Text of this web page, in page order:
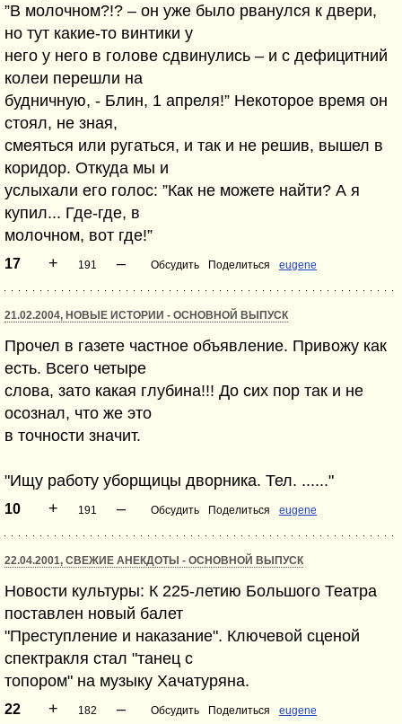
”В молочном?!? – он уже было рванулся к двери,
но тут какие-то винтики у
него у него в голове сдвинулись – и с дефицитний
колеи перешли на
будничную, - Блин, 1 апреля!” Некоторое время он
стоял, не зная,
смеяться или ругаться, и так и не решив, вышел в
коридор. Откуда мы и
услыхали его голос: ”Как не можете найти? А я
купил... Где-где, в
молочном, вот где!”
17 + 191 – Обсудить Поделиться eugene
21.02.2004, НОВЫЕ ИСТОРИИ - ОСНОВНОЙ ВЫПУСК
Прочел в газете частное объявление. Привожу как
есть. Всего четыре
слова, зато какая глубина!!! До сих пор так и не
осознал, что же это
в точности значит.
"Ищу работу уборщицы дворника. Тел. ......"
10 + 191 – Обсудить Поделиться eugene
22.04.2001, СВЕЖИЕ АНЕКДОТЫ - ОСНОВНОЙ ВЫПУСК
Новости культуры: К 225-летию Большого Театра
поставлен новый балет
"Преступление и наказание". Ключевой сценой
спектракля стал "танец с
топором" на музыку Хачатуряна.
22 + 182 – Обсудить Поделиться eugene